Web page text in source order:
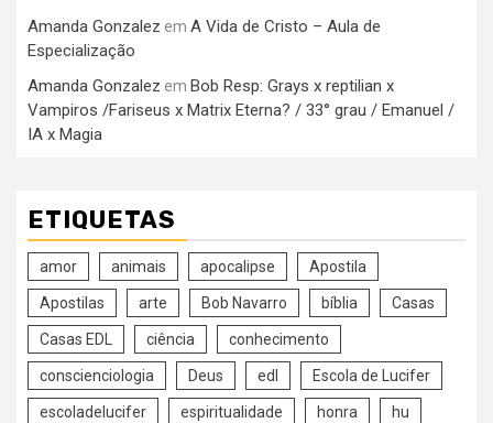
Amanda Gonzalez em A Vida de Cristo – Aula de
Especialização
Amanda Gonzalez em Bob Resp: Grays x reptilian x
Vampiros /Fariseus x Matrix Eterna? / 33° grau / Emanuel /
IA x Magia
ETIQUETAS
amor animais apocalipse Apostila
Apostilas arte Bob Navarro bíblia Casas
Casas EDL ciência conhecimento
conscienciologia Deus edl Escola de Lucifer
escoladelucifer espiritualidade honra hu